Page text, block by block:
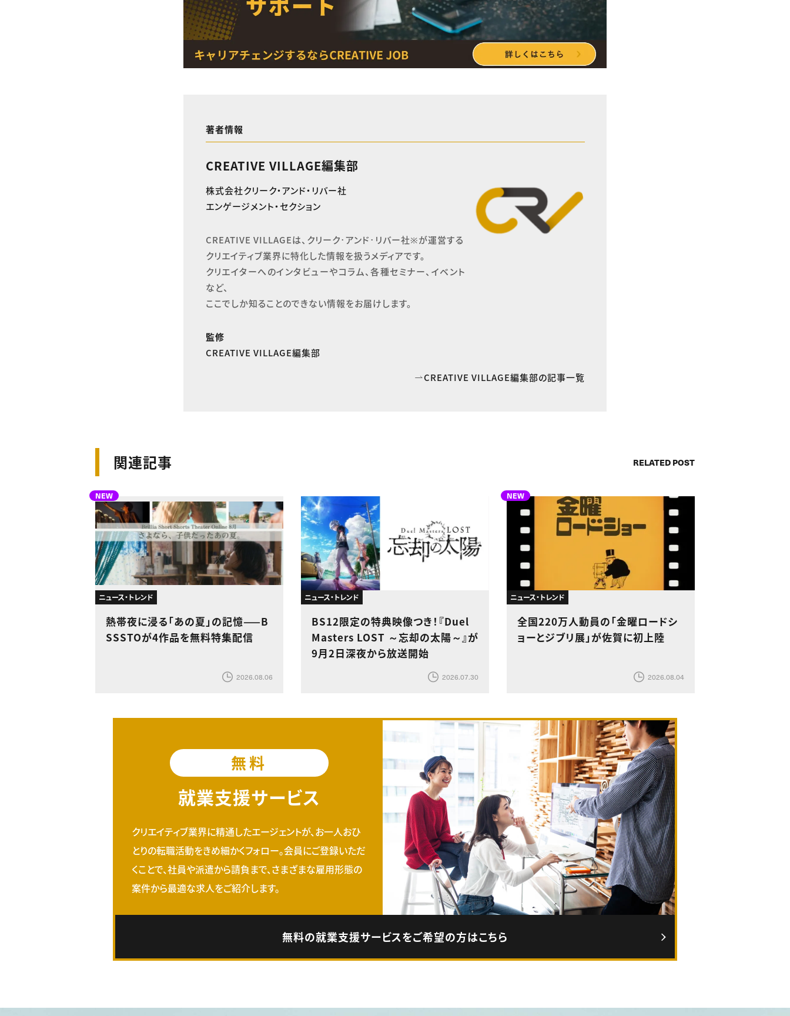
著者情報
CREATIVE VILLAGE編集部
株式会社クリーク・アンド・リバー社
エンゲージメント・セクション
CREATIVE VILLAGEは、クリーク･アンド･リバー社※が運営する
クリエイティブ業界に特化した情報を扱うメディアです。
クリエイターへのインタビューやコラム、各種セミナー、イベント
など、
ここでしか知ることのできない情報をお届けします。
監修
CREATIVE VILLAGE編集部
CREATIVE VILLAGE編集部の記事一覧
関連記事 RELATED POST
NEW
ニュース・トレンド
熱帯夜に浸る「あの夏」の記憶——B
SSSTOが4作品を無料特集配信
2026.08.06
ニュース・トレンド
BS12限定の特典映像つき！『Duel
Masters LOST ～忘却の太陽～』が
9月2日深夜から放送開始
2026.07.30
NEW
ニュース・トレンド
全国220万人動員の「金曜ロードシ
ョーとジブリ展」が佐賀に初上陸
2026.08.04
無料
就業支援サービス
クリエイティブ業界に精通したエージェントが、お一人おひ
とりの転職活動をきめ細かくフォロー。会員にご登録いただ
くことで、社員や派遣から請負まで、さまざまな雇用形態の
案件から最適な求人をご紹介します。
無料の就業支援サービスをご希望の方はこちら